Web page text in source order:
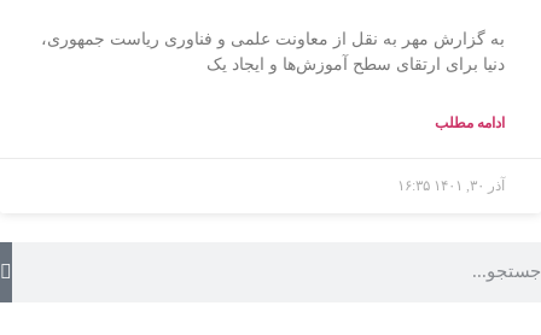
به گزارش مهر به نقل از معاونت علمی و فناوری ریاست جمهوری،
دنیا برای ارتقای سطح آموزش‌ها و ایجاد یک
ادامه مطلب
آذر ۳۰, ۱۴۰۱ ۱۶:۳۵